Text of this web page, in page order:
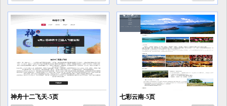
神舟十二飞天-5页
七彩云南-5页